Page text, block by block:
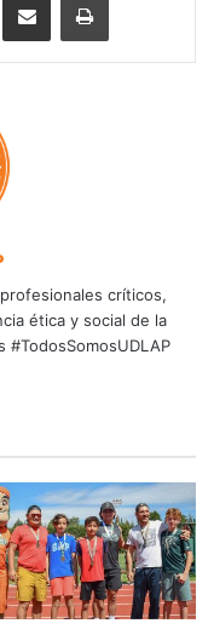
críticos,
ética y social de la